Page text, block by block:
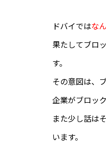
ドバイではな
果たしてブロ
す。
その意図は、
企業がブロッ
また少し話は
います。